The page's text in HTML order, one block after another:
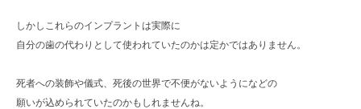
しかしこれらのインプラントは実際に
自分の歯の代わりとして使われていたのかは定かではありません。
死者への装飾や儀式、死後の世界で不便がないようになどの
願いが込められていたのかもしれませんね。